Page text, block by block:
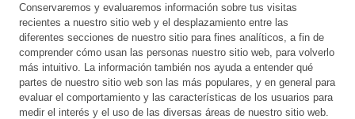
Conservaremos y evaluaremos información sobre tus visitas
recientes a nuestro sitio web y el desplazamiento entre las
diferentes secciones de nuestro sitio para fines analíticos, a fin de
comprender cómo usan las personas nuestro sitio web, para volverlo
más intuitivo. La información también nos ayuda a entender qué
partes de nuestro sitio web son las más populares, y en general para
evaluar el comportamiento y las características de los usuarios para
medir el interés y el uso de las diversas áreas de nuestro sitio web.